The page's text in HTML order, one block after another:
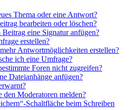
Thema oder eine Antwort?
bearbeiten oder löschen?
eine Signatur anfügen?
erstellen?
Antwortmöglichkeiten erstellen?
ich eine Umfrage?
Foren nicht zugreifen?
Dateianhänge anfügen?
den Moderatoren melden?
Schaltfläche beim Schreiben